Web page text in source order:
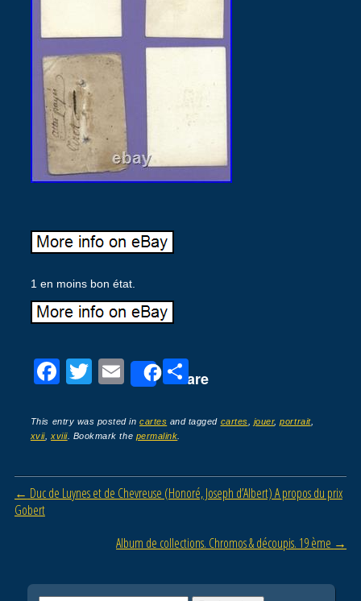
1 en moins bon état.
F
c
e
b
o
T
tt
er
E
ail
Share
P
ta
er
This entry was posted incartes and tagged cartes jouer,portrait,
xvii ,xviii. Bookmark the permalink
Post navigation
← Duc de Luynes et de Chevreuse (Honoré, Joseph d’Albert) A propos du prix
Gobert
Album de collections. Chromos & découpis. 19 ème →